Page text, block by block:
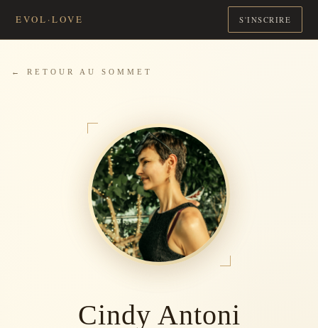
← RETOUR AU SOMMET
Cindy Antoni
EVOL·LOVE S'INSCRIRE